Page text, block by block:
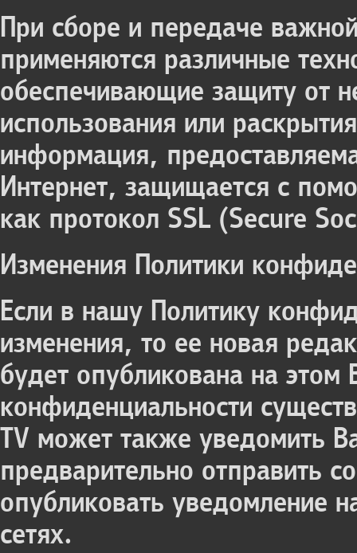
При сборе и передаче
применяются различные
обеспечивающие защиту от
использования или
информация,
Интернет, защищается с
как протокол SSL (Secure
Изменения Политики
Если в нашу Политику
изменения, то ее новая
будет опубликована на этом
конфиденциальности
TV может также уведомить
предварительно отправить
опубликовать уведомление
сетях.